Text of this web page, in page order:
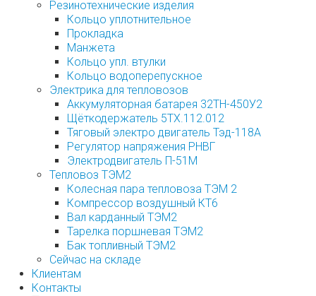
Резинотехнические изделия
Кольцо уплотнительное
Прокладка
Манжета
Кольцо упл. втулки
Кольцо водоперепускное
Электрика для тепловозов
Аккумуляторная батарея 32ТН-450У2
Щёткодержатель 5ТХ.112.012
Тяговый электро двигатель Тэд-118А
Регулятор напряжения РНВГ
Электродвигатель П-51М
Тепловоз ТЭМ2
Колесная пара тепловоза ТЭМ 2
Компрессор воздушный КТ6
Вал карданный ТЭМ2
Тарелка поршневая ТЭМ2
Бак топливный ТЭМ2
Сейчас на складе
Клиентам
Контакты